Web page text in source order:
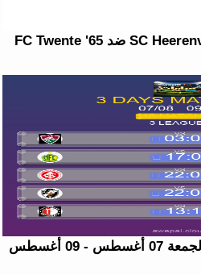
2026-08-09 موعد لقاء SC Heerenveen ضد FC Twente '65
جدول مباريات هذا الأسبوع الجمعة 07 أغسطس - 09 أغسطس